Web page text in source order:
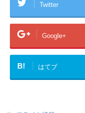
Twitter
Google+
B! はてブ